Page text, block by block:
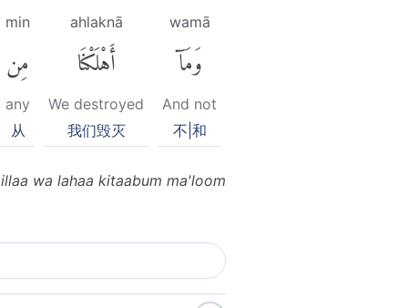
wamā
وَمَآ
And not
不|和
ahlaknā
أَهْلَكْنَا
We destroyed
我们毁灭
min
مِن
any
从
wa lahaa kitaabum ma'loom